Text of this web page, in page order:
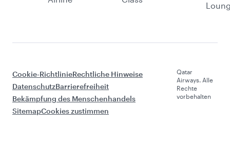
Cookie-RichtlinieRechtliche Hinweise
DatenschutzBarrierefreiheit
Bekämpfung des Menschenhandels
SitemapCookies zustimmen
Qatar
Airways. Alle
Rechte
vorbehalten